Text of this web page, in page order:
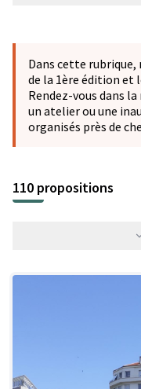
−
Dans cette
de la 1ère édition et
Rendez-vous dans
un atelier ou une
organisés près de
110 propositions